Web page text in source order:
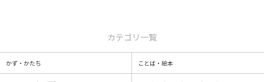
カテゴリ一覧
かず・かたち ことば・絵本